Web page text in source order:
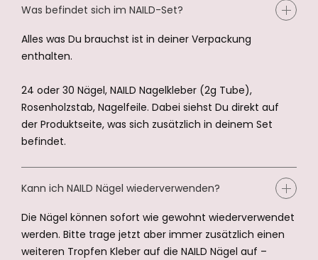
Was befindet sich im NAILD-Set?
Alles was Du brauchst ist in deiner Verpackung
enthalten.
24 oder 30 Nägel, NAILD Nagelkleber (2g Tube),
Rosenholzstab, Nagelfeile. Dabei siehst Du direkt auf
der Produktseite, was sich zusätzlich in deinem Set
befindet.
Kann ich NAILD Nägel wiederverwenden?
Die Nägel können sofort wie gewohnt wiederverwendet
werden. Bitte trage jetzt aber immer zusätzlich einen
weiteren Tropfen Kleber auf die NAILD Nägel auf –